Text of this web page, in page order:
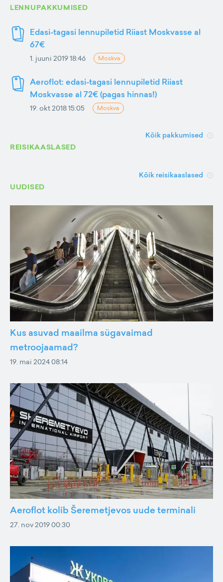
LENNUPAKKUMISED
Edasi-tagasi lennupiletid Riiast Moskvasse al
67€
1. juuni 2019 18:46 Moskva
Aeroflot: edasi-tagasi lennupiletid Riiast
Moskvasse al 72€ (pagas hinnas!)
19. okt 2018 15:05 Moskva
Kõik pakkumised
REISIKAASLASED
Kõik reisikaaslased
UUDISED
Kus asuvad maailma sügavaimad
metroojaamad?
19. mai 2024 08:14
Aeroflot kolib Šeremetjevos uude terminali
27. nov 2019 00:30